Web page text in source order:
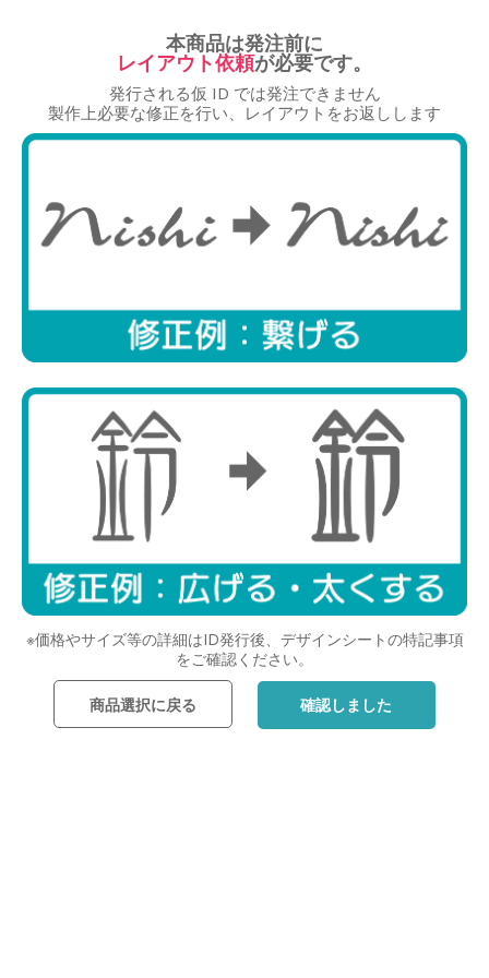
商品選択 レイアウト 文字入力 調整・確認 ID発行
レイアウト選択
本商品は発注前に
レイアウト依頼が必要です。
発行される仮 ID では発注できません
製作上必要な修正を行い、レイアウトをお返しします
※価格やサイズ等の詳細はID発行後、デザインシートの特記事項
をご確認ください。
商品選択に戻る 確認しました